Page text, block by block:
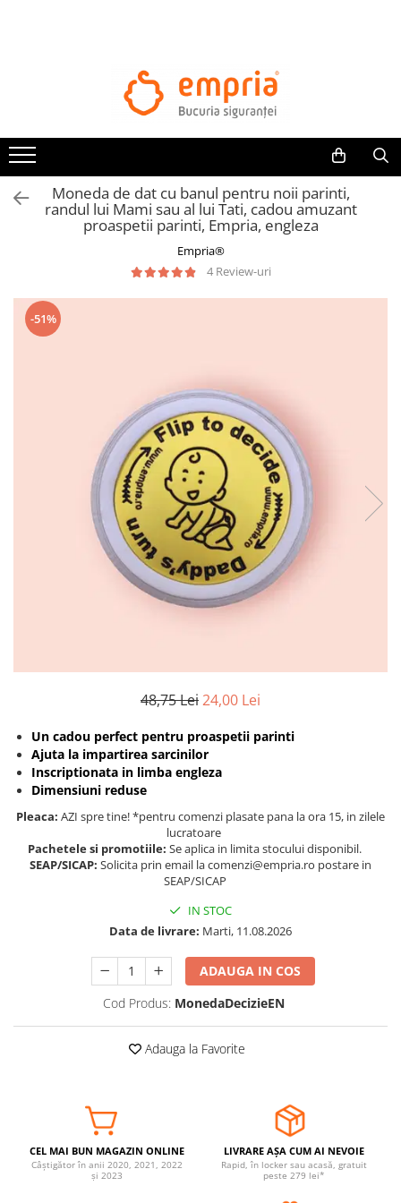
Bariere protectie pentru pat
Protectii mobilier
Banda protectie mobila copii
Protectie colturi mobila copii
Sigurante pentru sertare si usi
Sigurante geamuri si usi glisante
Kituri de siguranta pentru copii si
bebelusi
Poarta siguranta copii
Deflectoare pentru aer conditionat
Protectii exterior
Casti antifonice pentru copii si
Echipament protectie bicicleta si
Palarii protectie UV
Accesorii plaja
Puericultura mare
Somnul bebelusului
Carucioare si scaune auto
Tarcuri copii / bebelusi
Ingrijire bebe si mama
Igiena si ingrijire bebelusi
Accesorii bebelusi / nou-nascuti
Perne si saltele bebelusi
Jucarii copii si jocuri educative
Jucarii dentitie
Jocuri educative
Moneda de dat cu banul pentru noii parinti,
randul lui Mami sau al lui Tati, cadou amuzant
proaspetii parinti, Empria, engleza
Empria®
4 Review-uri
-51%
48,75 Lei24,00 Lei
Un cadou perfect pentru proaspetii parinti
Ajuta la impartirea sarcinilor
Inscriptionata in limba engleza
Dimensiuni reduse
Pleaca: AZI spre tine! *pentru comenzi plasate pana la ora 15, in zilele
lucratoare
Pachetele si promotiile: Se aplica in limita stocului disponibil.
SEAP/SICAP: Solicita prin email la comenzi@empria.ro postare in
SEAP/SICAP
IN STOC
Data de livrare: Marti, 11.08.2026
ADAUGA IN COS
Cod Produs: MonedaDecizieEN
Adauga la Favorite
CEL MAI BUN MAGAZIN ONLINE
Câștigător în anii 2020, 2021, 2022
și 2023
LIVRARE AȘA CUM AI NEVOIE
Rapid, în locker sau acasă, gratuit
peste 279 lei*